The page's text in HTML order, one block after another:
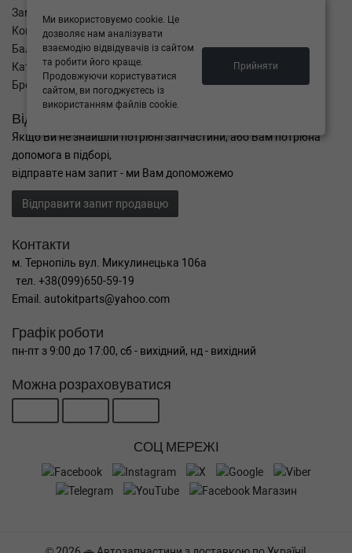
Замовлення
Кошик
Баланс
Каталог товарів
Бренди
Відправити запит
Якщо Ви не знайшли потрібні запчастини, або Вам потрібна
допомога в підборі,
відправте нам запит - ми Вам допоможемо
Відправити запит продавцю
Контакти
м. Тернопіль вул. Микулинецька 106а
тел. +38(099)650-59-19
Email. autokitparts@yahoo.com
Графік роботи
пн-пт з 9:00 до 17:00, сб - вихідний, нд - вихідний
Можна розраховуватися
СОЦ МЕРЕЖІ
Ми використовуємо cookie. Це
дозволяє нам аналізувати
взаємодію відвідувачів із сайтом
та робити його краще.
Продовжуючи користуватися
сайтом, ви погоджуєтесь із
використанням файлів cookie.
Прийняти